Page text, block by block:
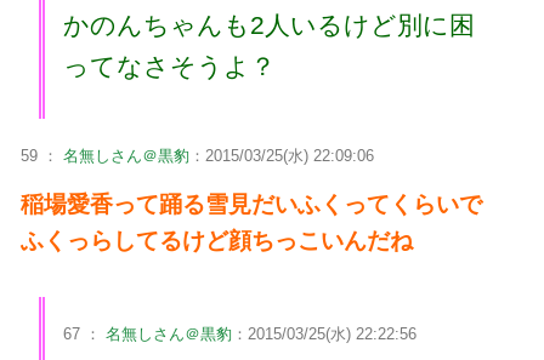
かのんちゃんも2人いるけど別に困
ってなさそうよ？
59 ： 名無しさん＠黒豹 ：2015/03/25(水) 22:09:06
稲場愛香って踊る雪見だいふくってくらいで
ふくっらしてるけど顔ちっこいんだね
67 ： 名無しさん＠黒豹 ：2015/03/25(水) 22:22:56